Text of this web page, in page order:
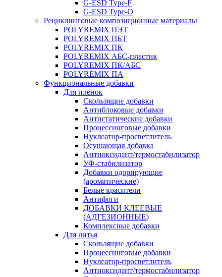
G-ESD Type-F
G-ESD Type-O
Рециклинговые композиционные материалы
POLYREMIX ПЭТ
POLYREMIX ПБТ
POLYREMIX ПК
POLYREMIX АБС-пластик
POLYREMIX ПК/АБС
POLYREMIX ПА
Функциональные добавки
Для плёнок
Скользящие добавки
Антиблоковые добавки
Антистатические добавки
Процессинговые добавки
Нуклеатор-просветлитель
Осушающая добавка
Антиоксидант/термостабилизатор
УФ-стабилизатор
Добавки одорирующие
(ароматические)
Белые красители
Антифоги
ДОБАВКИ КЛЕЕВЫЕ
(АДГЕЗИОННЫЕ)
Комплексные добавки
Для литья
Скользящие добавки
Процессинговые добавки
Нуклеатор-просветлитель
Антиоксидант/термостабилизатор